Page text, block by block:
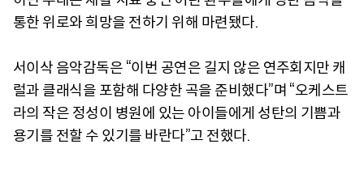
통한 위로와 희망을 전하기 위해 마련됐다.
서이삭 음악감독은 “이번 공연은 길지 않은 연주회지만 캐
럴과 클래식을 포함해 다양한 곡을 준비했다”며 “오케스트
라의 작은 정성이 병원에 있는 아이들에게 성탄의 기쁨과
용기를 전할 수 있기를 바란다”고 전했다.